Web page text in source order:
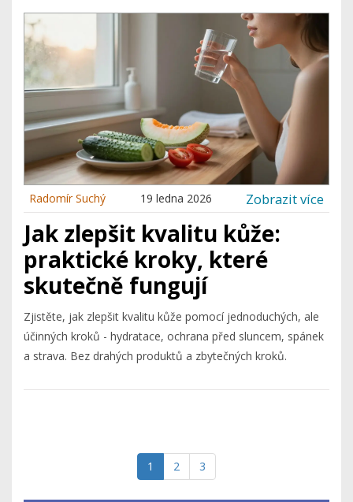
Radomír Suchý 19 ledna 2026 Zobrazit více
Jak zlepšit kvalitu kůže:
praktické kroky, které
skutečně fungují
Zjistěte, jak zlepšit kvalitu kůže pomocí jednoduchých, ale
účinných kroků - hydratace, ochrana před sluncem, spánek
a strava. Bez drahých produktů a zbytečných kroků.
1 2 3